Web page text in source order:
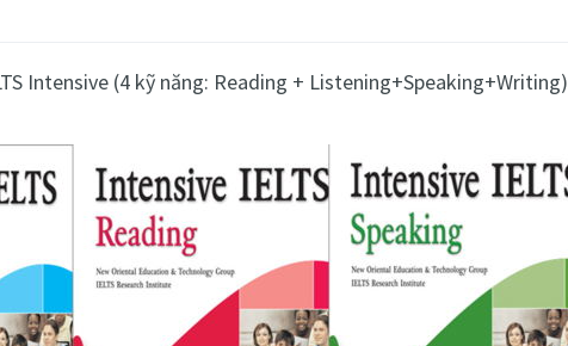
Intensive (4 kỹ năng: Reading + Listening+Speaking+Writing)